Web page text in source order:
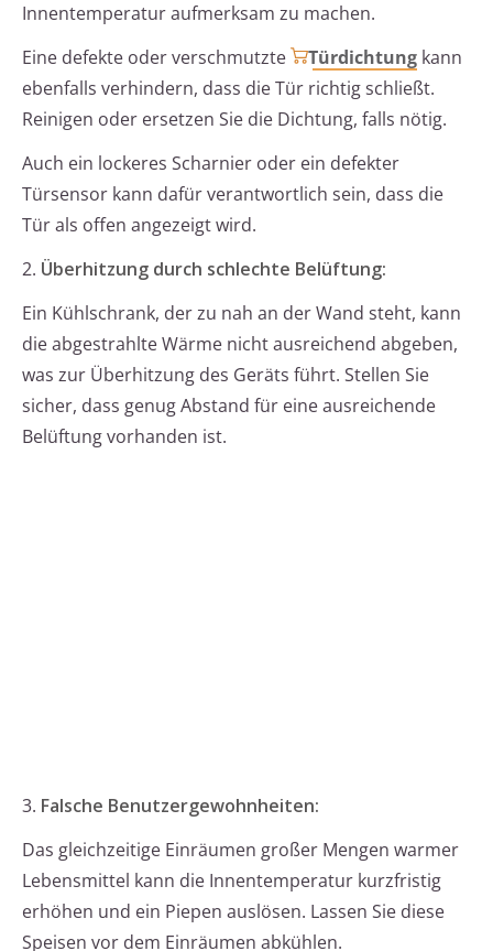
Innentemperatur aufmerksam zu machen.
Eine defekte oder verschmutzte
Türdichtung kann
ebenfalls verhindern, dass die Tür richtig schließt.
Reinigen oder ersetzen Sie die Dichtung, falls nötig.
Auch ein lockeres Scharnier oder ein defekter
Türsensor kann dafür verantwortlich sein, dass die
Tür als offen angezeigt wird.
2. Überhitzung durch schlechte Belüftung:
Ein Kühlschrank, der zu nah an der Wand steht, kann
die abgestrahlte Wärme nicht ausreichend abgeben,
was zur Überhitzung des Geräts führt. Stellen Sie
sicher, dass genug Abstand für eine ausreichende
Belüftung vorhanden ist.
3. Falsche Benutzergewohnheiten:
Das gleichzeitige Einräumen großer Mengen warmer
Lebensmittel kann die Innentemperatur kurzfristig
erhöhen und ein Piepen auslösen. Lassen Sie diese
Speisen vor dem Einräumen abkühlen.